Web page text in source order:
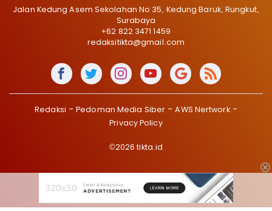
Jalan Kedung Asem Sekolahan No 35, Kedung Baruk, Rungkut,
Surabaya
+62 822 3471 1459
redaksitikta@gmail.com
Redaksi Pedoman Media Siber
AWS Nertwork
Privacy Policy
©2026 tikta.id